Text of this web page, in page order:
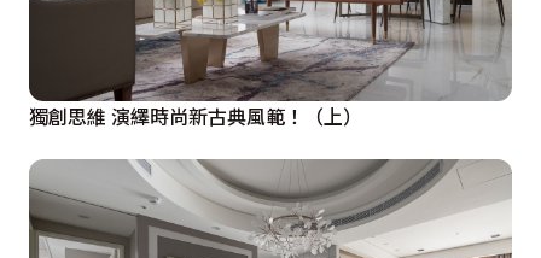
獨創思維 演繹時尚新古典風範！（上）